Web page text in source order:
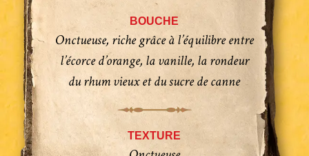
BOUCHE
Onctueuse, riche grâce à l’équilibre entre
l’écorce d’orange, la vanille, la rondeur
du rhum vieux et du sucre de canne
TEXTURE